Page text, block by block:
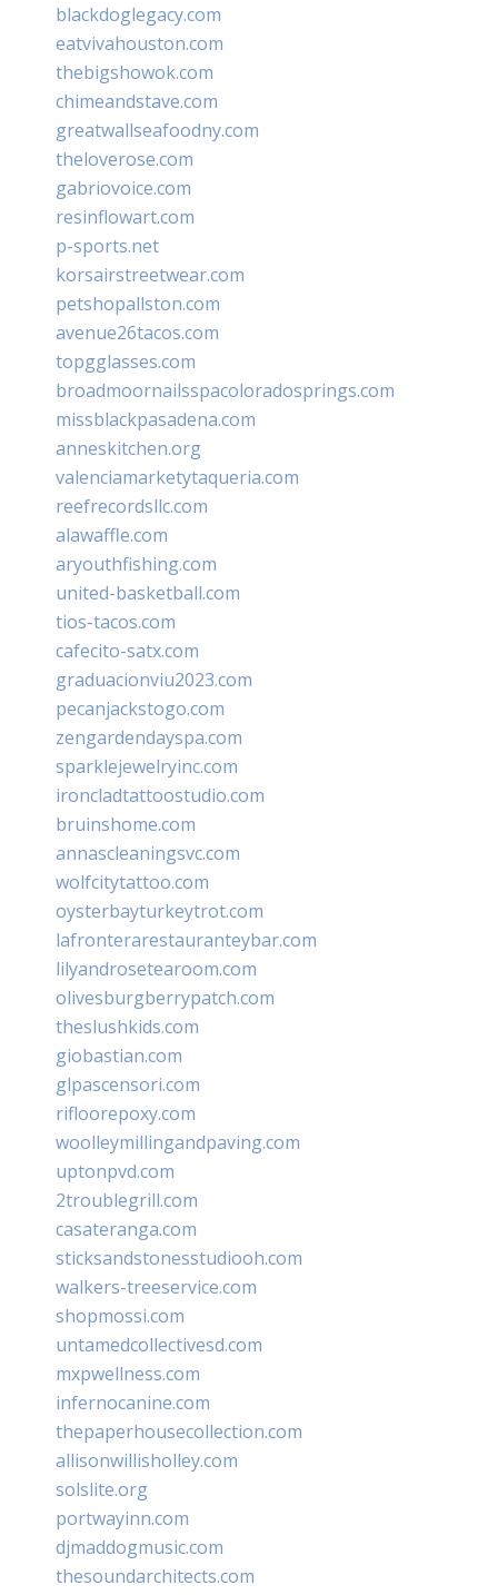
blackdoglegacy.com
eatvivahouston.com
thebigshowok.com
chimeandstave.com
greatwallseafoodny.com
theloverose.com
gabriovoice.com
resinflowart.com
p-sports.net
korsairstreetwear.com
petshopallston.com
avenue26tacos.com
topgglasses.com
broadmoornailsspacoloradosprings.com
missblackpasadena.com
anneskitchen.org
valenciamarketytaqueria.com
reefrecordsllc.com
alawaffle.com
aryouthfishing.com
united-basketball.com
tios-tacos.com
cafecito-satx.com
graduacionviu2023.com
pecanjackstogo.com
zengardendayspa.com
sparklejewelryinc.com
ironcladtattoostudio.com
bruinshome.com
annascleaningsvc.com
wolfcitytattoo.com
oysterbayturkeytrot.com
lafronterarestauranteybar.com
lilyandrosetearoom.com
olivesburgberrypatch.com
theslushkids.com
giobastian.com
glpascensori.com
rifloorepoxy.com
woolleymillingandpaving.com
uptonpvd.com
2troublegrill.com
casateranga.com
sticksandstonesstudiooh.com
walkers-treeservice.com
shopmossi.com
untamedcollectivesd.com
mxpwellness.com
infernocanine.com
thepaperhousecollection.com
allisonwillisholley.com
solslite.org
portwayinn.com
djmaddogmusic.com
thesoundarchitects.com